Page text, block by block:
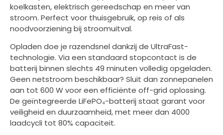
koelkasten, elektrisch gereedschap en meer van
stroom. Perfect voor thuisgebruik, op reis of als
noodvoorziening bij stroomuitval.
Opladen doe je razendsnel dankzij de UltraFast-
technologie. Via een standaard stopcontact is de
batterij binnen slechts 49 minuten volledig opgeladen.
Geen netstroom beschikbaar? Sluit dan zonnepanelen
aan tot 600 W voor een efficiënte off-grid oplossing.
De geïntegreerde LiFePO₄-batterij staat garant voor
veiligheid en duurzaamheid, met meer dan 4000
laadcycli tot 80% capaciteit.